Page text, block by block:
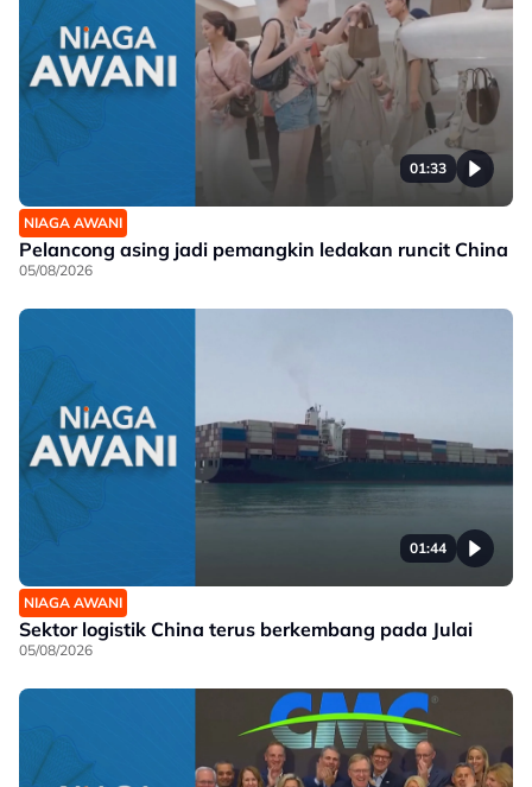
01:33
NIAGA AWANI
Pelancong asing jadi pemangkin ledakan runcit China
05/08/2026
01:44
NIAGA AWANI
Sektor logistik China terus berkembang pada Julai
05/08/2026